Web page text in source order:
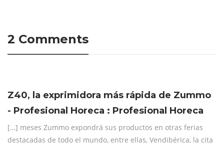
2 Comments
Z40, la exprimidora más rápida de Zummo
- Profesional Horeca : Profesional Horeca
[…] meses Zummo expondrá sus productos en otras ferias
destacadas de todo el mundo, entre ellas, Vendibérica, la cita